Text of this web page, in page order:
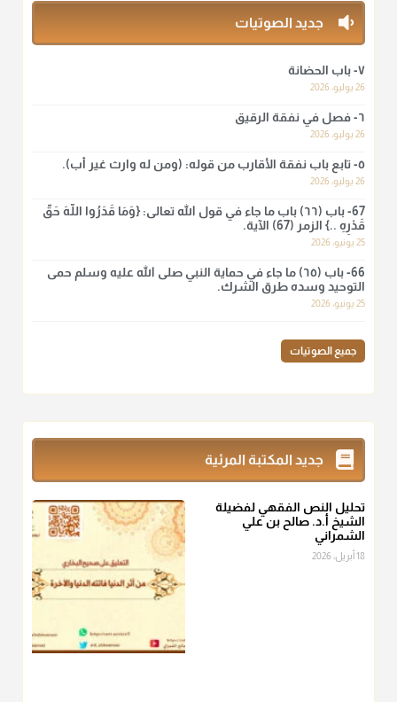
منذ 3 شهر
لا أعلم لدعاء ختم القرآن في الصلاة أصلاً صحيحاً يعتمد عليه من سنة
الرسول صلى الله عليه وسلّم، ولا من عمل الصحابة رضي الله
منذ 3 شهر
أ.د. صالح الشمراني
نرى اليوم بأبصارنا بعض ما رأى العلماء ببصائرهم: "والرافضة ليس
لهم سعي إلا في هدم الإسلام و نقض عراه...فأيامهم في الإسلام
كلها سود" ابن تيمية.
أ.د. صالح الشمراني
المعتدلين غير مقبوضتين ولا مبسوطتين أربع مرات من الرز أو البر
أو التمر أو اللحم
منذ 3 شهر
، فإلم يعلم إلا بعد ذلك لم تجزه لقولهﷺ:
جديد الصوتيات
٧- باب الحضانة
26 يوليو، 2026
٦- فصل في نفقة الرقيق
26 يوليو، 2026
٥- تابع باب نفقة الأقارب من قوله: (ومن له وارث غير أب).
26 يوليو، 2026
67- باب (٦٦) باب ما جاء في قول الله تعالى: {وَمَا قَدَرُوا اللَّهَ حَقَّ
قَدْرِهِ ..} الزمر (67) الآية.
25 يونيو، 2026
66- باب (٦٥) ما جاء في حماية النبي صلى الله عليه وسلم حمى
التوحيد وسده طرق الشرك.
25 يونيو، 2026
جميع الصوتيات
جديد المكتبة المرئية
تحليل النص الفقهي لفضيلة
الشيخ أ.د. صالح بن علي
الشمراني
18 أبريل، 2026